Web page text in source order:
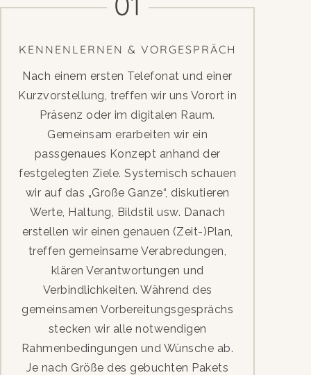
KENNENLERNEN & VORGESPRÄCH
Nach einem ersten Telefonat und einer
Kurzvorstellung, treffen wir uns Vorort in
Präsenz oder im digitalen Raum.
Gemeinsam erarbeiten wir ein
passgenaues Konzept anhand der
festgelegten Ziele. Systemisch schauen
wir auf das „Große Ganze“, diskutieren
Werte, Haltung, Bildstil usw. Danach
erstellen wir einen genauen (Zeit-)Plan,
treffen gemeinsame Verabredungen,
klären Verantwortungen und
Verbindlichkeiten. Während des
gemeinsamen Vorbereitungsgesprächs
stecken wir alle notwendigen
Rahmenbedingungen und Wünsche ab.
Je nach Größe des gebuchten Pakets